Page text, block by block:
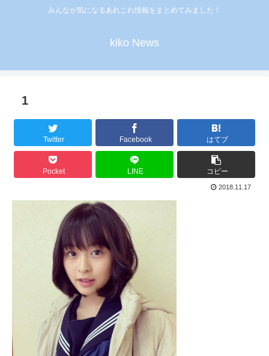
みんなが気になるあれこれ情報をまとめてみました！
kiko News
1
Twitter Facebook はてブ
Pocket LINE コピー
2018.11.17